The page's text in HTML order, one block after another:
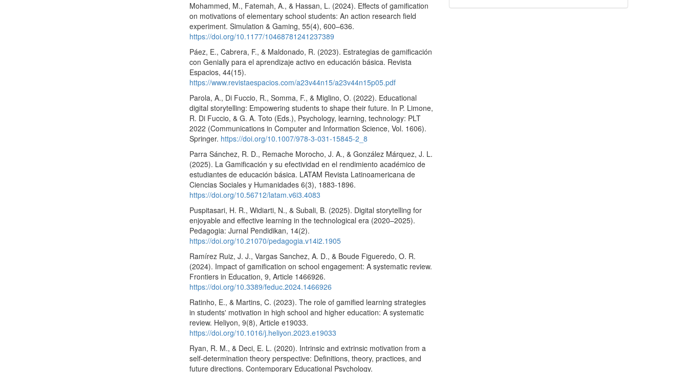
Mohammed, M., Fatemah, A., & Hassan, L. (2024). Effects of gamification
on motivations of elementary school students: An action research field
experiment. Simulation & Gaming, 55(4), 600–636.
https://doi.org/10.1177/10468781241237389
Páez, E., Cabrera, F., & Maldonado, R. (2023). Estrategias de gamificación
con Genially para el aprendizaje activo en educación básica. Revista
Espacios, 44(15).
https://www.revistaespacios.com/a23v44n15/a23v44n15p05.pdf
Parola, A., Di Fuccio, R., Somma, F., & Miglino, O. (2022). Educational
digital storytelling: Empowering students to shape their future. In P. Limone,
R. Di Fuccio, & G. A. Toto (Eds.), Psychology, learning, technology: PLT
2022 (Communications in Computer and Information Science, Vol. 1606).
Springer. https://doi.org/10.1007/978-3-031-15845-2_8
Parra Sánchez, R. D., Remache Morocho, J. A., & González Márquez, J. L.
(2025). La Gamificación y su efectividad en el rendimiento académico de
estudiantes de educación básica. LATAM Revista Latinoamericana de
Ciencias Sociales y Humanidades 6(3), 1883-1896.
https://doi.org/10.56712/latam.v6i3.4083
Puspitasari, H. R., Widiarti, N., & Subali, B. (2025). Digital storytelling for
enjoyable and effective learning in the technological era (2020–2025).
Pedagogia: Jurnal Pendidikan, 14(2).
https://doi.org/10.21070/pedagogia.v14i2.1905
Ramírez Ruiz, J. J., Vargas Sanchez, A. D., & Boude Figueredo, O. R.
(2024). Impact of gamification on school engagement: A systematic review.
Frontiers in Education, 9, Article 1466926.
https://doi.org/10.3389/feduc.2024.1466926
Ratinho, E., & Martins, C. (2023). The role of gamified learning strategies
in students' motivation in high school and higher education: A systematic
review. Heliyon, 9(8), Article e19033.
https://doi.org/10.1016/j.heliyon.2023.e19033
Ryan, R. M., & Deci, E. L. (2020). Intrinsic and extrinsic motivation from a
self-determination theory perspective: Definitions, theory, practices, and
future directions. Contemporary Educational Psychology.